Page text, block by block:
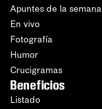
Apuntes de la semana
En vivo
Fotografía
Humor
Crucigramas
Beneficios
Listado